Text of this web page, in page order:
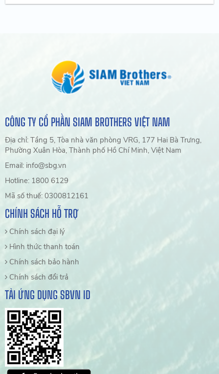
CÔNG TY CỔ PHẦN SIAM BROTHERS VIỆT NAM
Địa chỉ: Tầng 5, Tòa nhà văn phòng VRG, 177 Hai Bà Trưng,
Phường Xuân Hòa, Thành phố Hồ Chí Minh, Việt Nam
Email: info@sbg.vn
Hotline: 1800 6129
Mã số thuế: 0300812161
CHÍNH SÁCH HỖ TRỢ
Chính sách đại lý
Hình thức thanh toán
Chính sách bảo hành
Chính sách đổi trả
TẢI ỨNG DỤNG SBVN ID